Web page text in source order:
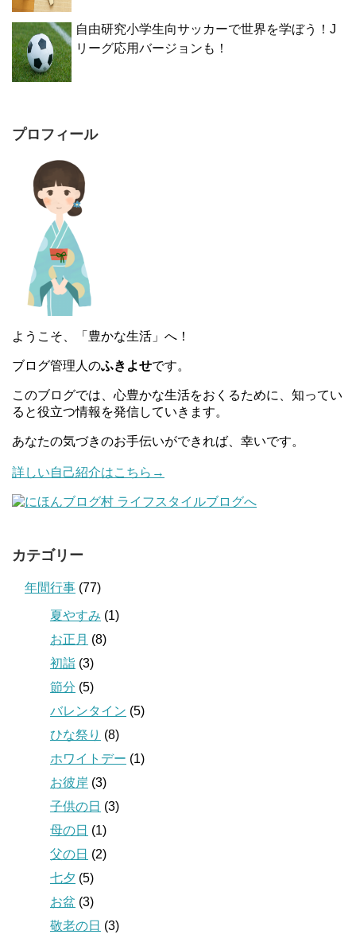
自由研究小学生向サッカーで世界を学ぼう！J
リーグ応用バージョンも！
プロフィール
ようこそ、「豊かな生活」へ！
ブログ管理人のふきよせです。
このブログでは、心豊かな生活をおくるために、知ってい
ると役立つ情報を発信していきます。
あなたの気づきのお手伝いができれば、幸いです。
詳しい自己紹介はこちら→
カテゴリー
年間行事 (77)
夏やすみ (1)
お正月 (8)
初詣 (3)
節分 (5)
バレンタイン (5)
ひな祭り (8)
ホワイトデー (1)
お彼岸 (3)
子供の日 (3)
母の日 (1)
父の日 (2)
七夕 (5)
お盆 (3)
敬老の日 (3)